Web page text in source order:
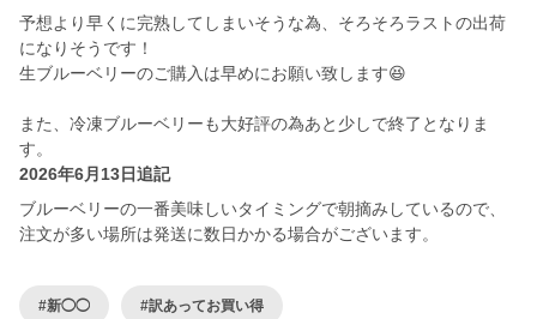
予想より早くに完熟してしまいそうな為、そろそろラストの出荷
になりそうです！
生ブルーベリーのご購入は早めにお願い致します😆
また、冷凍ブルーベリーも大好評の為あと少しで終了となりま
す。
2026年6月13日追記
ブルーベリーの一番美味しいタイミングで朝摘みしているので、
注文が多い場所は発送に数日かかる場合がございます。
#新◯◯ #訳あってお買い得